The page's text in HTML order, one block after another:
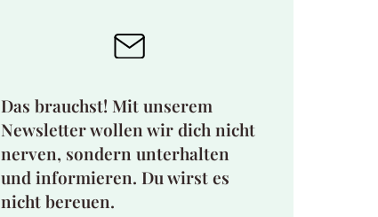
Das brauchst! Mit unserem
Newsletter wollen wir dich nicht
nerven, sondern unterhalten
und informieren. Du wirst es
nicht bereuen.